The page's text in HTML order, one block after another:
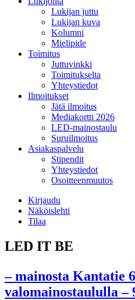
Lukijan juttu
Lukijan kuva
Kolumni
Mielipide
Toimitus
Juttuvinkki
Toimitukselta
Yhteystiedot
Ilmoitukset
Jätä ilmoitus
Mediakortti 2026
LED-mainostaulu
Suruilmoitus
Asiakaspalvelu
Stipendit
Yhteystiedot
Osoitteenmuutos
Kirjaudu
Näköislehti
Tilaa
LED IT BE
– mainosta Kantatie
valomainostaululla –